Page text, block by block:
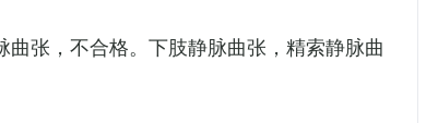
张，不合格。下肢静脉曲张，精索静脉曲